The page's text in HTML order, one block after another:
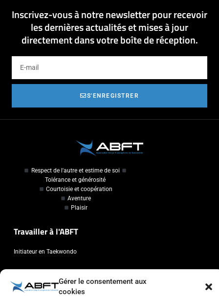
Gérer le consentement aux
cookies
Inscrivez-vous à notre newsletter pour recevoir
les dernières actualités et mises à jour
directement dans votre boîte de réception.
S'ENREGISTRER
Respect de l'autre et estime de soi
Tolérance et générosité
Courtoisie et coopération
Aventure
Plaisir
Travailler à l'ABFT
Initiateur en Taekwondo
Association Belge Francophone de Taekwondo